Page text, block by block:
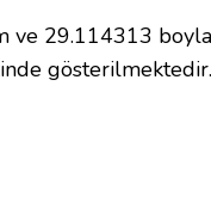
29.114313